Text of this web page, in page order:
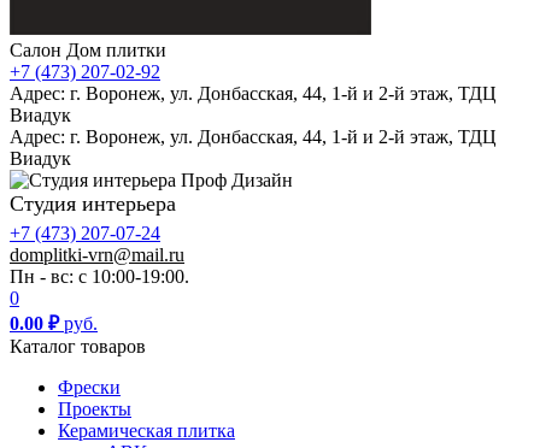
Салон Дом плитки
+7 (473) 207-02-92
Адрес: г. Воронеж, ул. Донбасская, 44, 1-й и 2-й этаж, ТДЦ
Виадук
Адрес: г. Воронеж, ул. Донбасская, 44, 1-й и 2-й этаж, ТДЦ
Виадук
Студия интерьера
+7 (473) 207-07-24
domplitki-vrn@mail.ru
Пн - вс: с 10:00-19:00.
0
0.00 ₽руб.
Каталог товаров
Фрески
Проекты
Керамическая плитка